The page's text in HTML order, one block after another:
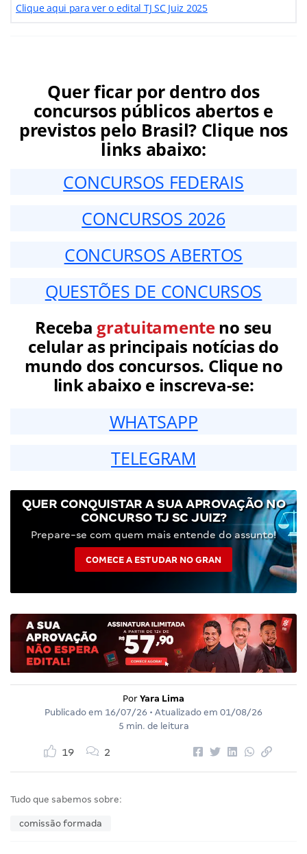
Clique aqui para ver o edital TJ SC Juiz 2025
Quer ficar por dentro dos
concursos públicos abertos e
previstos pelo Brasil? Clique nos
links abaixo:
CONCURSOS FEDERAIS
CONCURSOS 2026
CONCURSOS ABERTOS
QUESTÕES DE CONCURSOS
Receba gratuitamenteno seu
celular as principais notícias do
mundo dos concursos. Clique no
link abaixo e inscreva-se:
WHATSAPP
TELEGRAM
QUER CONQUISTAR A SUA APROVAÇÃO NO
CONCURSO TJ SC JUIZ?
Prepare-se com quem mais entende do assunto!
COMECE A ESTUDAR NO GRAN
Por Yara Lima
Publicado em 16/07/26 • Atualizado em 01/08/26
5 min. de leitura
19 2
Tudo que sabemos sobre:
comissão formada